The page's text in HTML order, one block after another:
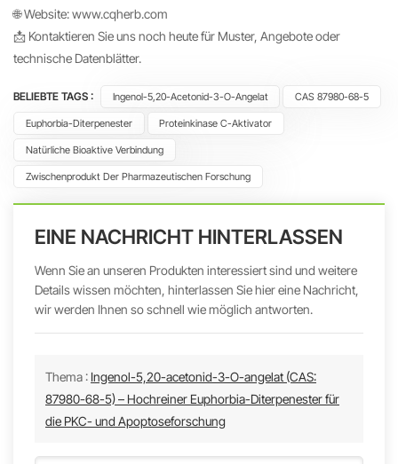
🌐 Website:www.cqherb.com
📩 Kontaktieren Sie uns noch heute für Muster, Angebote oder
technische Datenblätter.
BELIEBTE TAGS : Ingenol-5,20-Acetonid-3-O-Angelat CAS 87980-68-5
Euphorbia-Diterpenester Proteinkinase C-Aktivator
Natürliche Bioaktive Verbindung
Zwischenprodukt Der Pharmazeutischen Forschung
EINE NACHRICHT HINTERLASSEN
Wenn Sie an unseren Produkten interessiert sind und weitere
Details wissen möchten, hinterlassen Sie hier eine Nachricht,
wir werden Ihnen so schnell wie möglich antworten.
Thema : Ingenol-5,20-acetonid-3-O-angelat (CAS:
87980-68-5) – Hochreiner Euphorbia-Diterpenester für
die PKC- und Apoptoseforschung